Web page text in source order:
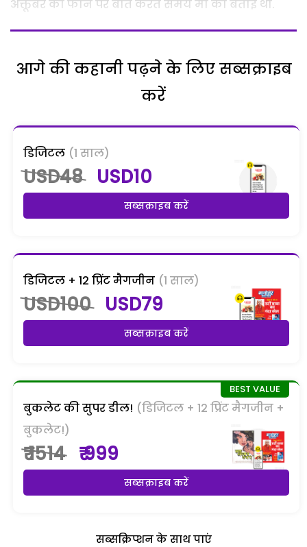
अक्तूबर को फोन पर बात करते समय मां को बताई थी.
आगे की कहानी पढ़ने के लिए सब्सक्राइब
करें
डिजिटल (1 साल)
USD48 USD10
सब्सक्राइब करें
डिजिटल + 12 प्रिंट मैगजीन (1 साल)
USD100 USD79
सब्सक्राइब करें
बुकलेट की सुपर डील! (डिजिटल + 12 प्रिंट मैगजीन +
बुकलेट!)
₹ 1514 ₹ 999
सब्सक्राइब करें
सब्सक्रिप्शन के साथ पाएं